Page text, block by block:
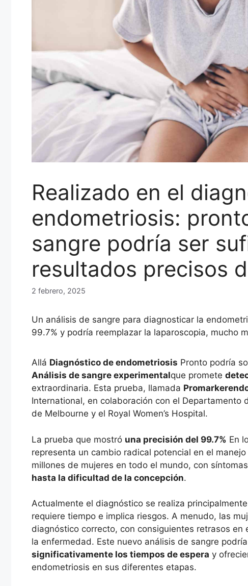
Realizado en el
endometriosis:
sangre podría ser
resultados precisos
2 febrero, 2025
Un análisis de sangre para diagnosticar la
99.7% y podría reemplazar la laparoscopia, mucho
Allá Diagnóstico de endometriosis Pronto podría
Análisis de sangre experimentalque promete
extraordinaria. Esta prueba, llamada
International, en colaboración con el
de Melbourne y el Royal Women’s Hospital.
La prueba que mostró una precisión del 99.7% En
representa un cambio radical potencial en el
millones de mujeres en todo el mundo, con
hasta la dificultad de la concepción.
Actualmente el diagnóstico se realiza principalmente
requiere tiempo e implica riesgos. A menudo, las
diagnóstico correcto, con consiguientes retrasos
la enfermedad. Este nuevo análisis de sangre
significativamente los tiempos de espera y
endometriosis en sus diferentes etapas.